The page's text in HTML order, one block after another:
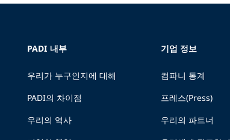
PADI 내부
우리가 누구인지에 대해
PADI의 차이점
우리의 역사
기업 정보
컴파니 통계
프레스(Press)
우리의 파트너